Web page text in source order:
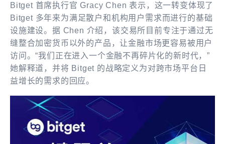
Bitget 首席执行官 Gracy Chen 表示，这一转变体现了
Bitget 多年来为满足散户和机构用户需求而进行的基础
设施建设。据 Chen 介绍，该交易所目前专注于通过无
缝整合加密货币以外的产品，让金融市场更容易被用户
访问。“我们正在进入一个金融不再碎片化的新时代，”
她解释道，并将 Bitget 的战略定义为对跨市场平台日
益增长的需求的回应。